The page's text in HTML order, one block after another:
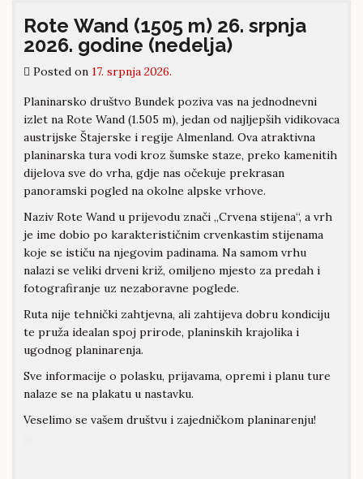
Rote Wand (1505 m) 26. srpnja
2026. godine (nedelja)
Posted on 17. srpnja 2026.
Planinarsko društvo Bundek poziva vas na jednodnevni
izlet na Rote Wand (1.505 m), jedan od najljepših vidikovaca
austrijske Štajerske i regije Almenland. Ova atraktivna
planinarska tura vodi kroz šumske staze, preko kamenitih
dijelova sve do vrha, gdje nas očekuje prekrasan
panoramski pogled na okolne alpske vrhove.
Naziv Rote Wand u prijevodu znači „Crvena stijena“, a vrh
je ime dobio po karakterističnim crvenkastim stijenama
koje se ističu na njegovim padinama. Na samom vrhu
nalazi se veliki drveni križ, omiljeno mjesto za predah i
fotografiranje uz nezaboravne poglede.
Ruta nije tehnički zahtjevna, ali zahtijeva dobru kondiciju
te pruža idealan spoj prirode, planinskih krajolika i
ugodnog planinarenja.
Sve informacije o polasku, prijavama, opremi i planu ture
nalaze se na plakatu u nastavku.
Veselimo se vašem društvu i zajedničkom planinarenju!